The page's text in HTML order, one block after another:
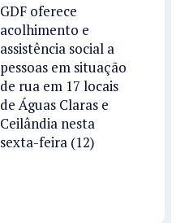
GDF oferece
acolhimento e
assistência social a
pessoas em situação
de rua em 17 locais
de Águas Claras e
Ceilândia nesta
sexta-feira (12)